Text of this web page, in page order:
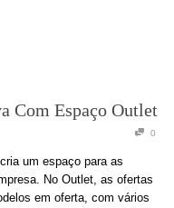
Com Espaço Outlet
0
um espaço para as
No Outlet, as ofertas
em oferta, com vários